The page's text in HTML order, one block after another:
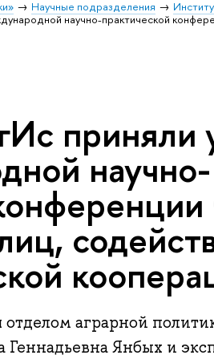
Научные подразделения
научно-практической
приняли
научно-
аграрной
Геннадьевна Янбых и